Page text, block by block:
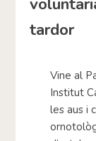
tardor
Vine al
Institut
les aus i